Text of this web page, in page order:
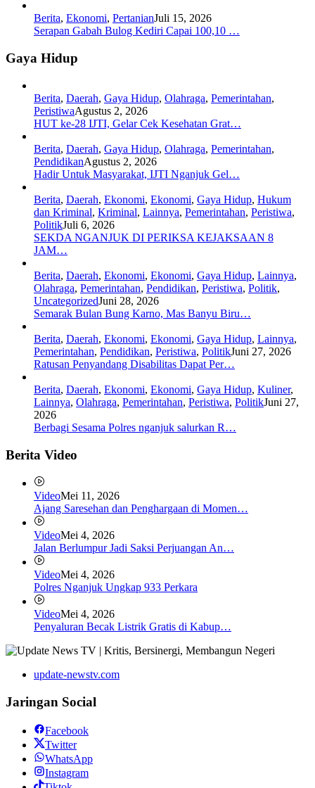
Berita, Ekonomi, PertanianJuli 15, 2026
Serapan Gabah Bulog Kediri Capai 100,10 …
Gaya Hidup
Berita, Daerah, Gaya Hidup, Olahraga, Pemerintahan,
PeristiwaAgustus 2, 2026
HUT ke-28 IJTI, Gelar Cek Kesehatan Grat…
Berita, Daerah, Gaya Hidup, Olahraga, Pemerintahan,
PendidikanAgustus 2, 2026
Hadir Untuk Masyarakat, IJTI Nganjuk Gel…
Berita, Daerah, Ekonomi, Ekonomi, Gaya Hidup, Hukum
dan Kriminal, Kriminal, Lainnya, Pemerintahan, Peristiwa,
PolitikJuli 6, 2026
SEKDA NGANJUK DI PERIKSA KEJAKSAAN 8
JAM…
Berita, Daerah, Ekonomi, Ekonomi, Gaya Hidup, Lainnya,
Olahraga, Pemerintahan, Pendidikan, Peristiwa, Politik,
UncategorizedJuni 28, 2026
Semarak Bulan Bung Karno, Mas Banyu Biru…
Berita, Daerah, Ekonomi, Ekonomi, Gaya Hidup, Lainnya,
Pemerintahan, Pendidikan, Peristiwa, PolitikJuni 27, 2026
Ratusan Penyandang Disabilitas Dapat Per…
Berita, Daerah, Ekonomi, Ekonomi, Gaya Hidup, Kuliner,
Lainnya, Olahraga, Pemerintahan, Peristiwa, PolitikJuni 27,
2026
Berbagi Sesama Polres nganjuk salurkan R…
Berita Video
VideoMei 11, 2026
Ajang Saresehan dan Penghargaan di Momen…
VideoMei 4, 2026
Jalan Berlumpur Jadi Saksi Perjuangan An…
VideoMei 4, 2026
Polres Nganjuk Ungkap 933 Perkara
VideoMei 4, 2026
Penyaluran Becak Listrik Gratis di Kabup…
update-newstv.com
Jaringan Social
Facebook
Twitter
WhatsApp
Instagram